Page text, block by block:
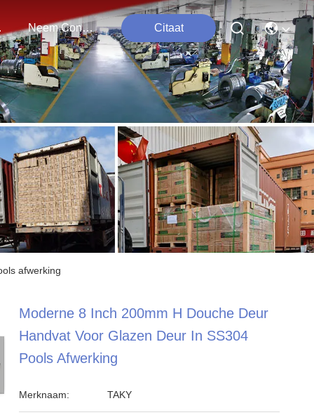
Neem Contact Met Ons Op Citaat
afwerking
Moderne 8 Inch 200mm H Douche Deur
Handvat Voor Glazen Deur In SS304
Pools Afwerking
Merknaam: TAKY